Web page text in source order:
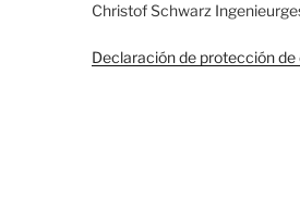
Christof Schwarz
Declaración de protección de